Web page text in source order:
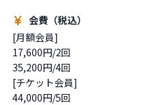
会費（税込）
[月額会員]
17,600円/2回
35,200円/4回
[チケット会員]
44,000円/5回